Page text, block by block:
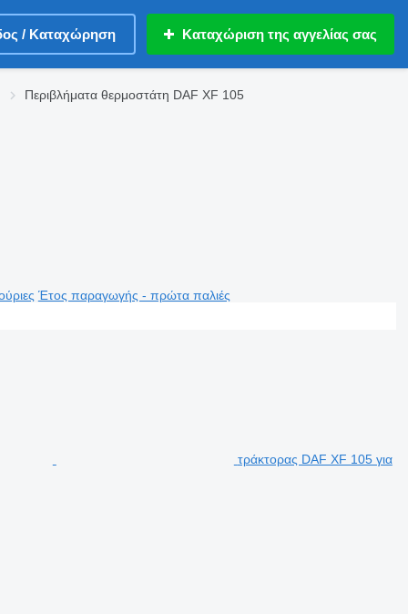
/ Καταχώρηση Καταχώριση της αγγελίας σας
Περιβλήματα θερμοστάτη DAF XF 105
Έτος παραγωγής - πρώτα παλιές
τράκτορας DAF XF 105 για